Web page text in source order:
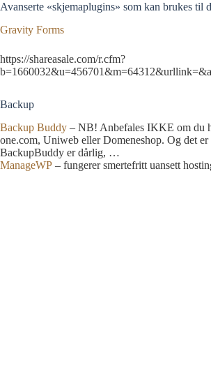
Avanserte «skjemaplugins» som kan brukes til
Gravity Forms
https://shareasale.com/r.cfm?
Backup
Backup Buddy – NB! Anbefales IKKE om du
one.com, Uniweb eller Domeneshop. Og det
BackupBuddy er dårlig, …
ManageWP – fungerer smertefritt uansett